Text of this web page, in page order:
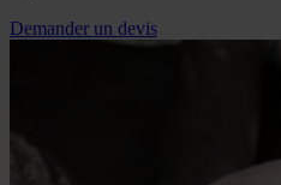
Demander un devis